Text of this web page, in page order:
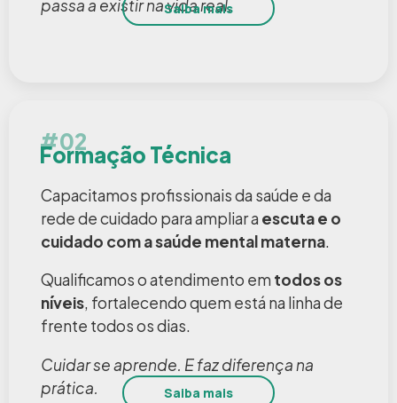
passa a existir na vida real.
Saiba mais
#02
Formação Técnica
Capacitamos profissionais da saúde e da
rede de cuidado para ampliar a escuta e o
cuidado com a saúde mental materna.
Qualificamos o atendimento em todos os
níveis, fortalecendo quem está na linha de
frente todos os dias.
Cuidar se aprende. E faz diferença na
prática.
Saiba mais